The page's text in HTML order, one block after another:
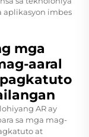
aplikasyon imbes
mga
aaral
AR ay
sa mga mag-
at